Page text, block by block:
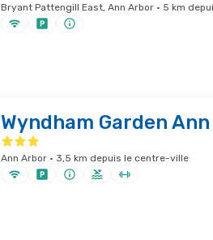
Bryant Pattengill East, Ann Arbor · 5 km
Wyndham Garden
Ann Arbor · 3,5 km depuis le centre-ville